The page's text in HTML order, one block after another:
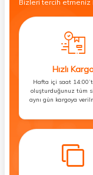
Bizleri tercih
Hızlı
Hafta içi saat
oluşturduğunuz tüm
aynı gün kargoya